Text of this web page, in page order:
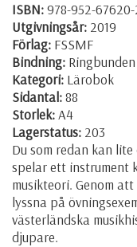
ISBN:978-952-
Utgivningsår: 2019
Förlag: FSSMF
Bindning: Ringbunden
Kategori: Lärobok
Sidantal:88
Storlek:A4
Lagerstatus: 203
Du som redan kan
spelar ett instrument
musikteori. Genom
lyssna på
västerländska
djupare.